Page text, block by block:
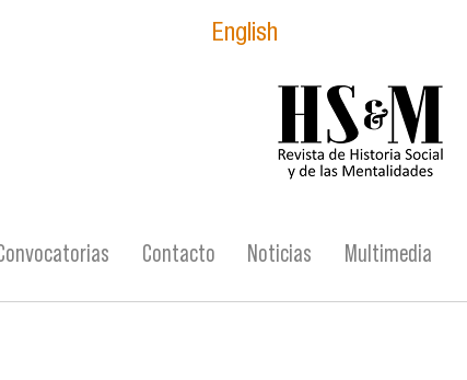
English
Contacto Noticias Multimedia